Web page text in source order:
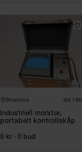
Bromma 9d 18h
Industriell monitor,
portabelt kontrollskåp
0 kr · 0 bud